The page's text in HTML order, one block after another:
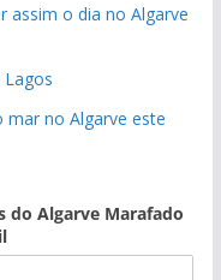
assim o dia no Algarve
no Algarve este
do Algarve Marafado